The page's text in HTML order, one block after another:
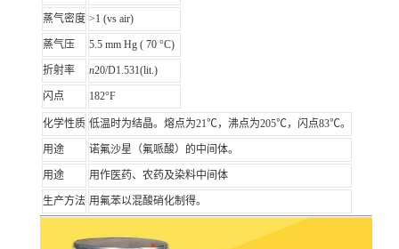
蒸气密度 >1 (vs air)
蒸气压 5.5 mm Hg ( 70 °C)
折射率 n20/D1.531(lit.)
闪点 182°F
化学性质 低温时为结晶。熔点为21℃，沸点为205℃，闪点83℃。
用途 诺氟沙星（氟哌酸）的中间体。
用途 用作医药、农药及染料中间体
生产方法 用氟苯以混酸硝化制得。